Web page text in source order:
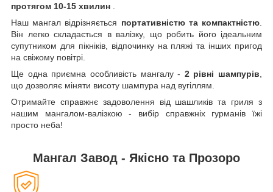
протягом 10-15 хвилин
Наш мангал відрізняється портативністю та компактністю
Він легко складається в валізку, що робить його ідеальним
супутником для пікніків, відпочинку на пляжі та інших пригод
на свіжому повітрі.
Ще одна приємна особливість мангалу - 2 рівні шампурів
що дозволяє міняти висоту шампура над вугіллям.
Отримайте справжнє задоволення від шашликів та гриля з
нашим мангалом-валізкою - вибір справжніх гурманів їжі
просто неба!
Мангал Завод - Якісно та Прозоро